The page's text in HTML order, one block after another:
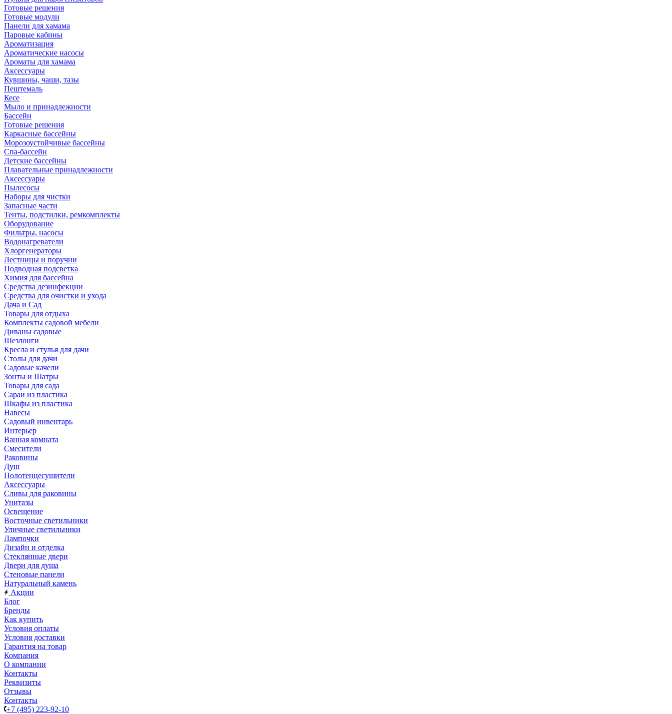
Готовые решения
Готовые модули
Панели для хамама
Паровые кабины
Ароматизация
Ароматические насосы
Ароматы для хамама
Аксессуары
Кувшины, чаши, тазы
Пештемаль
Кесе
Мыло и принадлежности
Бассейн
Готовые решения
Каркасные бассейны
Морозоустойчивые бассейны
Спа-бассейн
Детские бассейны
Плавательные принадлежности
Аксессуары
Пылесосы
Наборы для чистки
Запасные части
Тенты, подстилки, ремкомплекты
Оборудование
Фильтры, насосы
Водонагреватели
Хлоргенераторы
Лестницы и поручни
Подводная подсветка
Химия для бассейна
Средства дезинфекции
Средства для очистки и ухода
Дача и Сад
Товары для отдыха
Комплекты садовой мебели
Диваны садовые
Шезлонги
Кресла и стулья для дачи
Столы для дачи
Садовые качели
Зонты и Шатры
Товары для сада
Сараи из пластика
Шкафы из пластика
Навесы
Садовый инвентарь
Интерьер
Ванная комната
Смесители
Раковины
Душ
Полотенцесушители
Аксессуары
Сливы для раковины
Унитазы
Освещение
Восточные светильники
Уличные светильники
Лампочки
Дизайн и отделка
Стеклянные двери
Двери для душа
Стеновые панели
Натуральный камень
Акции
Блог
Бренды
Как купить
Условия оплаты
Условия доставки
Гарантия на товар
Компания
О компании
Контакты
Реквизиты
Отзывы
Контакты
+7 (495) 223-92-10